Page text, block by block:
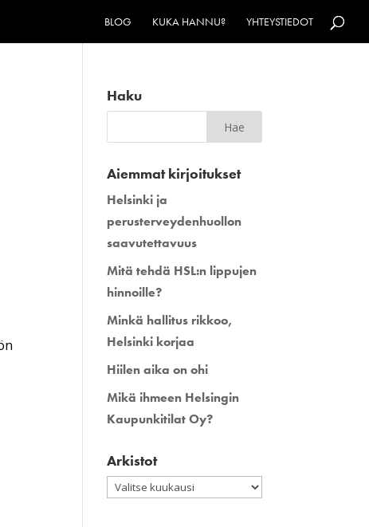
BLOG KUKA HANNU? YHTEYSTIEDOT
Haku
Aiemmat kirjoitukset
Helsinki ja
perusterveydenhuollon
saavutettavuus
Mitä tehdä HSL:n lippujen
hinnoille?
Minkä hallitus rikkoo,
Helsinki korjaa
Hiilen aika on ohi
Mikä ihmeen Helsingin
Kaupunkitilat Oy?
Arkistot
Arkistot